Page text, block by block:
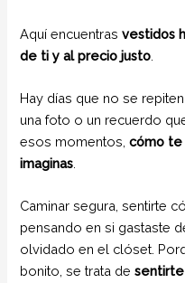
Aquí encuentrasvestidos
de ti y al precio justo
Hay días que no se
una foto o un recuerdo
esos momentos,cómo te
imaginas
Caminar segura, sentirte
pensando en si gastaste
olvidado en el clóset.
bonito, se trata de